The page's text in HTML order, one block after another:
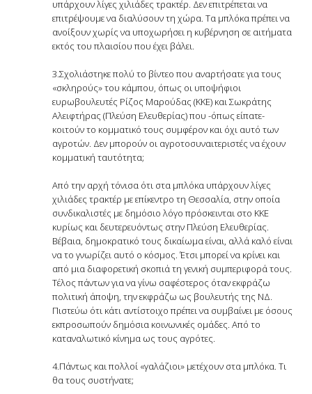
υπάρχουν λίγες χιλιάδες τρακτέρ. Δεν επιτρέπεται να
επιτρέψουμε να διαλύσουν τη χώρα. Τα μπλόκα πρέπει να
ανοίξουν χωρίς να υποχωρήσει η κυβέρνηση σε αιτήματα
εκτός του πλαισίου που έχει βάλει.
3.Σχολιάστηκε πολύ το βίντεο που αναρτήσατε για τους
«σκληρούς» του κάμπου, όπως οι υποψήφιοι
ευρωβουλευτές Ρίζος Μαρούδας (ΚΚΕ) και Σωκράτης
Αλειφτήρας (Πλεύση Ελευθερίας) που -όπως είπατε-
κοιτούν το κομματικό τους συμφέρον και όχι αυτό των
αγροτών. Δεν μπορούν οι αγροτοσυναιτεριστές να έχουν
κομματική ταυτότητα;
Από την αρχή τόνισα ότι στα μπλόκα υπάρχουν λίγες
χιλιάδες τρακτέρ με επίκεντρο τη Θεσσαλία, στην οποία
συνδικαλιστές με δημόσιο λόγο πρόσκεινται στο ΚΚΕ
κυρίως και δευτερευόντως στην Πλεύση Ελευθερίας.
Βέβαια, δημοκρατικό τους δικαίωμα είναι, αλλά καλό είναι
να το γνωρίζει αυτό ο κόσμος. Έτσι μπορεί να κρίνει και
από μια διαφορετική σκοπιά τη γενική συμπεριφορά τους.
Τέλος πάντων για να γίνω σαφέστερος όταν εκφράζω
πολιτική άποψη, την εκφράζω ως βουλευτής της ΝΔ.
Πιστεύω ότι κάτι αντίστοιχο πρέπει να συμβαίνει με όσους
εκπροσωπούν δημόσια κοινωνικές ομάδες. Από το
καταναλωτικό κίνημα ως τους αγρότες.
4.Πάντως και πολλοί «γαλάζιοι» μετέχουν στα μπλόκα. Τι
θα τους συστήνατε;